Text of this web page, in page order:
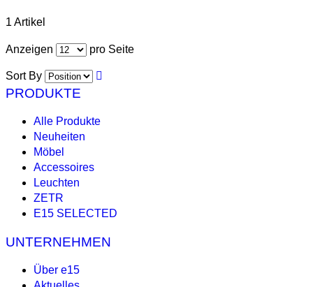
1 Artikel
Anzeigen pro Seite
Sort By
PRODUKTE
Alle Produkte
Neuheiten
Möbel
Accessoires
Leuchten
ZETR
E15 SELECTED
UNTERNEHMEN
Über e15